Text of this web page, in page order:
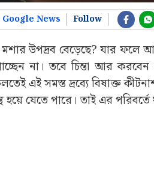
Google News Follow
মশার উপদ্রব বেড়েছে? যার
না। তবে চিন্তা আর
এই সমস্ত দ্রব্যে বিষাক্ত
যেতে পারে। তাই এর